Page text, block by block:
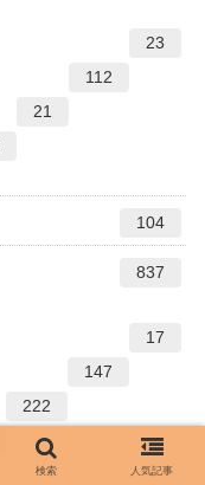
23
112
21
104
837
17
147
222
検索 人気記事